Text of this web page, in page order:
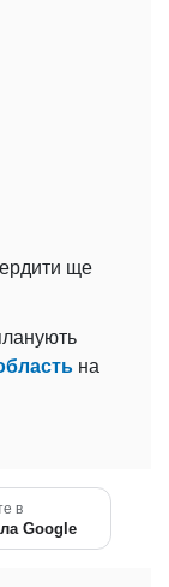
ще
на
в
Google